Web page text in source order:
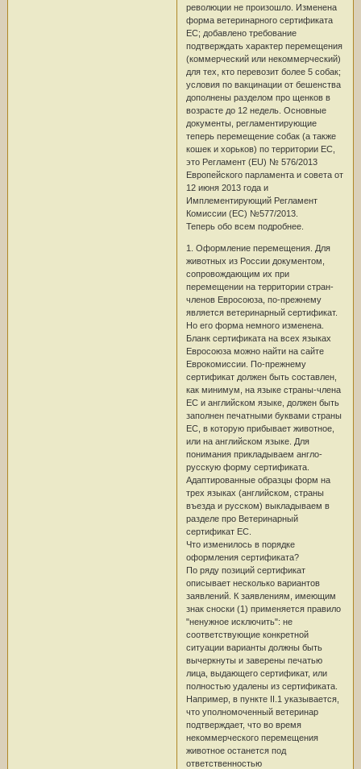
революции не произошло. Изменена
форма ветеринарного сертификата
ЕС; добавлено требование
подтверждать характер перемещения
(коммерческий или некоммерческий)
для тех, кто перевозит более 5 собак;
условия по вакцинации от бешенства
дополнены разделом про щенков в
возрасте до 12 недель. Основные
документы, регламентирующие
теперь перемещение собак (а также
кошек и хорьков) по территории ЕС,
это Регламент (EU) № 576/2013
Европейского парламента и совета от
12 июня 2013 года и
Имплементирующий Регламент
Комиссии (ЕС) №577/2013.
Теперь обо всем подробнее.
1. Оформление перемещения. Для
животных из России документом,
сопровождающим их при
перемещении на территории стран-
членов Евросоюза, по-прежнему
является ветеринарный сертификат.
Но его форма немного изменена.
Бланк сертификата на всех языках
Евросоюза можно найти на сайте
Еврокомиссии. По-прежнему
сертификат должен быть составлен,
как минимум, на языке страны-члена
ЕС и английском языке, должен быть
заполнен печатными буквами страны
ЕС, в которую прибывает животное,
или на английском языке. Для
понимания прикладываем англо-
русскую форму сертификата.
Адаптированные образцы форм на
трех языках (английском, страны
въезда и русском) выкладываем в
разделе про Ветеринарный
сертификат ЕС.
Что изменилось в порядке
оформления сертификата?
По ряду позиций сертификат
описывает несколько вариантов
заявлений. К заявлениям, имеющим
знак сноски (1) применяется правило
"ненужное исключить": не
соответствующие конкретной
ситуации варианты должны быть
вычеркнуты и заверены печатью
лица, выдающего сертификат, или
полностью удалены из сертификата.
Например, в пункте II.1 указывается,
что уполномоченный ветеринар
подтверждает, что во время
некоммерческого перемещения
животное останется под
ответственностью